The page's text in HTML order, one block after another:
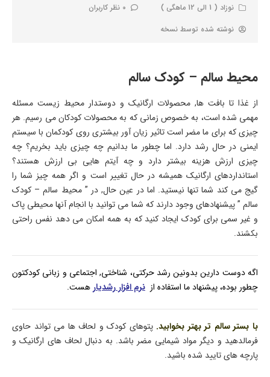
نوزاد ( 1 الی 12 ماهگی )
0 نظر کاربران
نوشته شده توسط نسخه
محیط سالم – کودک سالم
از غذا تا بافت ها, محصولات ارگانیک و دوستدار محیط زیست مسئله
مهمی شده است، به خصوص زمانی که به محصولات کودکان می رسیم. هر
چیزی که برای ما مضر است تاثیر زیان آور بیشتری روی کودکمان با سیستم
ایمنی در حال رشد دارد. اما چطور ما بدانیم چه چیزی باید بخریم؟ چه
چیزی ارزش هزینه بیشتر دارد و چه آیتم هایی بی ارزش هستند؟
استانداردهای ارگانیک همیشه در حال تغییر است و اگر همه چیز شما را
گیج می کند شما تنها نیستید. اما در عین حال, در ” محیط سالم – کودک
سالم ” پیشنهادهای وجود دارند که شما می توانید با انجام آنها محیطی پاک
و غیر سمی برای کودک ایجاد کنید که به همه امکان می دهد نفس راحتی
بکشند.
اگه دوست دارین بدونین رشد حرکتی، شناختی, اجتماعی و زبانی کودکتون
چطور بوده، پیشنهاد ما استفاده از نرم افزار رشدیار هست.
با بستر سالم تر بهتر بخوابید. پتوهای کودک و لحاف ها می تواند حاوی
فرمالدهید و دیگر مواد شیمایی مضر باشد. به دنبال لحاف های ارگانیک و
پارچه های تایید شده باشید.